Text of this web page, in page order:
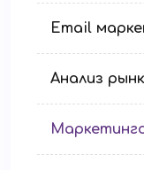
Email
Анализ